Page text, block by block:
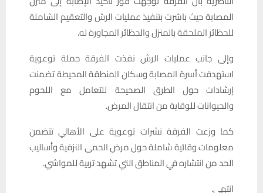
المصابة حيث باشرت بتنفيذ عمليات الرش والتعقيم الشاملة
للحظائر الملحقة بالمنزل والحظائر المجاورة له.
وإلى جانب عمليات الرش نفذت الفرقة حملة توعوية
استهدفت أسرة المصابة وسكان المنطقة المحيطة تضمنت
إرشادات حول الطرق الصحيحة للتعامل مع اللحوم
والحيوانات للوقاية من انتقال المرض.
كما وزعت الفرقة نشرات توعوية على الأهالي تتضمن
معلومات وقائية شاملة حول مرض الحمى النزفية وأساليب
الحد من انتشاره في المناطق التي تشهد تربية للمواشي.
انتهى.